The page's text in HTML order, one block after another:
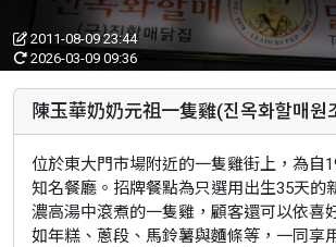
2011-08-09 23:44
2026-03-09 09:36
陳玉華奶奶元祖一隻雞(진옥화할매원
位於東大門市場附近的一隻雞街上，為自
知名餐廳。招牌餐點為只選用出生35天的
濃高湯中滾煮的一隻雞，顧客還可以依喜
如年糕、蔥段、馬鈴薯與麵條等，一同享